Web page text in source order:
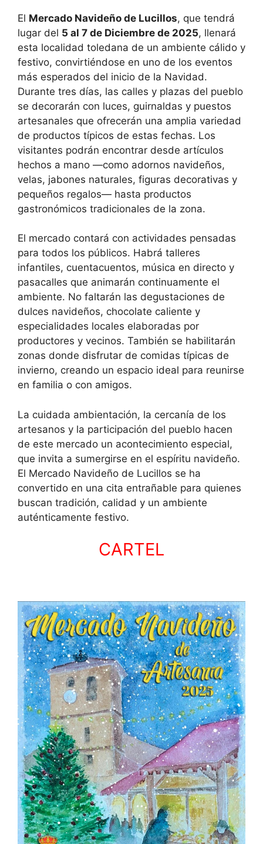
El Mercado Navideño de Lucillos, que tendrá
lugar del 5 al 7 de Diciembre de 2025, llenará
esta localidad toledana de un ambiente cálido y
festivo, convirtiéndose en uno de los eventos
más esperados del inicio de la Navidad.
Durante tres días, las calles y plazas del pueblo
se decorarán con luces, guirnaldas y puestos
artesanales que ofrecerán una amplia variedad
de productos típicos de estas fechas. Los
visitantes podrán encontrar desde artículos
hechos a mano —como adornos navideños,
velas, jabones naturales, figuras decorativas y
pequeños regalos— hasta productos
gastronómicos tradicionales de la zona.
El mercado contará con actividades pensadas
para todos los públicos. Habrá talleres
infantiles, cuentacuentos, música en directo y
pasacalles que animarán continuamente el
ambiente. No faltarán las degustaciones de
dulces navideños, chocolate caliente y
especialidades locales elaboradas por
productores y vecinos. También se habilitarán
zonas donde disfrutar de comidas típicas de
invierno, creando un espacio ideal para reunirse
en familia o con amigos.
La cuidada ambientación, la cercanía de los
artesanos y la participación del pueblo hacen
de este mercado un acontecimiento especial,
que invita a sumergirse en el espíritu navideño.
El Mercado Navideño de Lucillos se ha
convertido en una cita entrañable para quienes
buscan tradición, calidad y un ambiente
auténticamente festivo.
CARTEL